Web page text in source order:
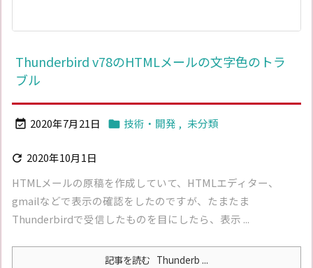
Thunderbird v78のHTMLメールの文字色のトラ
ブル
 2020年7月21日  技術・開発 , 未分類
 2020年10月1日
HTMLメールの原稿を作成していて、HTMLエディター、
gmailなどで表示の確認をしたのですが、たまたま
Thunderbirdで受信したものを目にしたら、表示 ...
記事を読む Thunderb ...